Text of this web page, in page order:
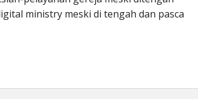
ministry meski di tengah dan pasca